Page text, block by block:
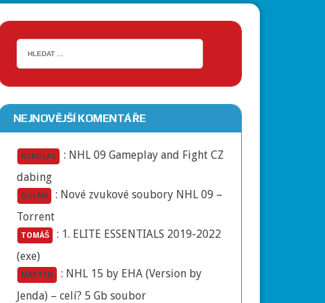
NEJNOVĚJŠÍ KOMENTÁŘE
NIKOLAS : NHL 09 Gameplay and Fight CZ
dabing
GULAN : Nové zvukové soubory NHL 09 –
Torrent
TOMÁŠ : 1. ELITE ESSENTIALS 2019-2022
(exe)
MARTIN : NHL 15 by EHA (Version by
Jenda) – celí? 5 Gb soubor